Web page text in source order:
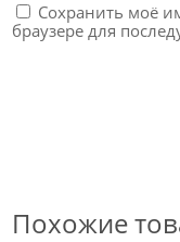
Сохранить моё
браузере для
Похожие